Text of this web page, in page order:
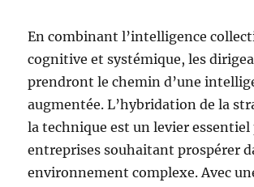
En combinant l’intelligence
cognitive et systémique, les
prendront le chemin d’une
augmentée. L’hybridation de la
la technique est un levier essentiel
entreprises souhaitant prospérer
environnement complexe. Avec